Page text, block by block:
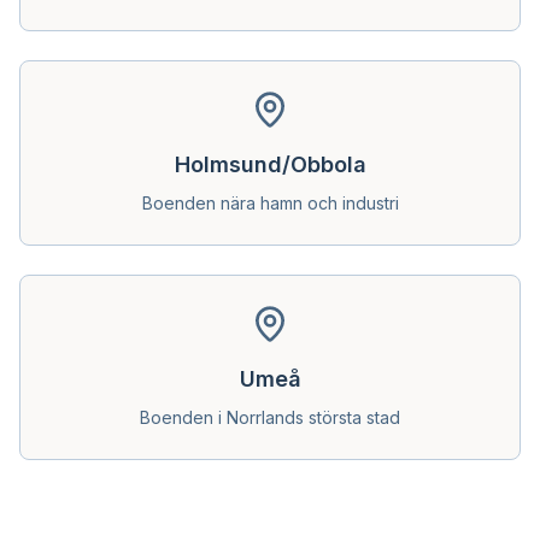
Holmsund/Obbola
Boenden nära hamn och industri
Umeå
Boenden i Norrlands största stad